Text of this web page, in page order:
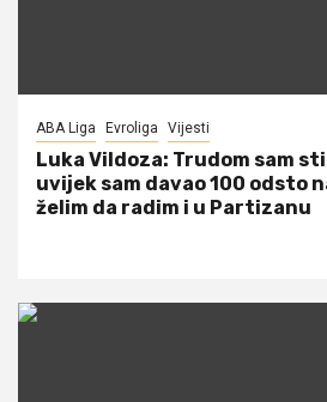
ABA Liga Evroliga Vijesti
Luka Vildoza: Trudom sam
uvijek sam davao 100 odsto
želim da radim i u Partizanu